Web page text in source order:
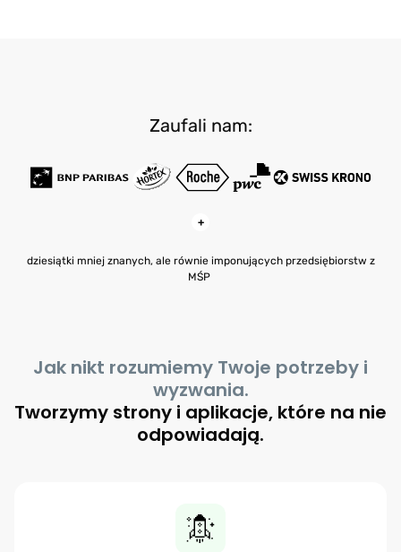
Zaufali nam:
+
dziesiątki mniej znanych, ale równie imponujących przedsiębiorstw z
MŚP
Jak nikt rozumiemy Twoje potrzeby i
wyzwania.
Tworzymy strony i aplikacje, które na nie
odpowiadają.